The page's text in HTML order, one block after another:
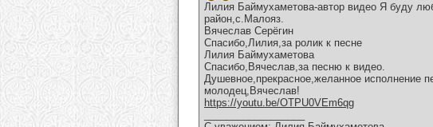
Лилия Баймухаметова-автор видео Я буду
район,с.Малояз.
Вячеслав Серёгин
Спасибо,Лилия,за ролик к песне
Лилия Баймухаметова
Спасибо,Вячеслав,за песню к видео.
Душевное,прекрасное,желанное исполнение
молодец,Вячеслав!
https://youtu.be/OTPU0VEm6qg